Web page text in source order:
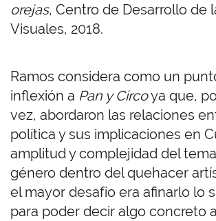
orejas, Centro de Desarrollo de
Visuales, 2018.
Ramos considera como un
inflexión a Pan y Circoya que,
vez, abordaron las relaciones
política y sus implicaciones en
amplitud y complejidad del
género dentro del quehacer
el mayor desafío era afinarlo lo
para poder decir algo concreto